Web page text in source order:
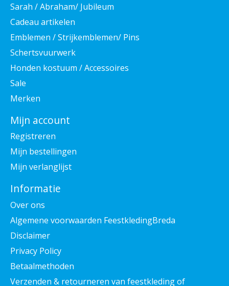
Sarah / Abraham/ Jubileum
Cadeau artikelen
Emblemen / Strijkemblemen/ Pins
Schertsvuurwerk
Honden kostuum / Accessoires
Sale
Merken
Mijn account
Registreren
Mijn bestellingen
Mijn verlanglijst
Informatie
Over ons
Algemene voorwaarden FeestkledingBreda
Disclaimer
Privacy Policy
Betaalmethoden
Verzenden & retourneren van feestkleding of